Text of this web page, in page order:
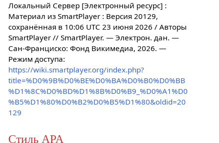
Локальный Сервер [Электронный ресурс] :
Материал из SmartPlayer : Версия 20129,
сохранённая в 10:06 UTC 23 июня 2026 / Авторы
SmartPlayer // SmartPlayer. — Электрон. дан. —
Сан-Франциско: Фонд Викимедиа, 2026. —
Режим доступа:
https://wiki.smartplayer.org/index.php?
title=%D0%9B%D0%BE%D0%BA%D0%B0%D0%BB
%D1%8C%D0%BD%D1%8B%D0%B9_%D0%A1%D0
%B5%D1%80%D0%B2%D0%B5%D1%80&oldid=20
129
Стиль APA